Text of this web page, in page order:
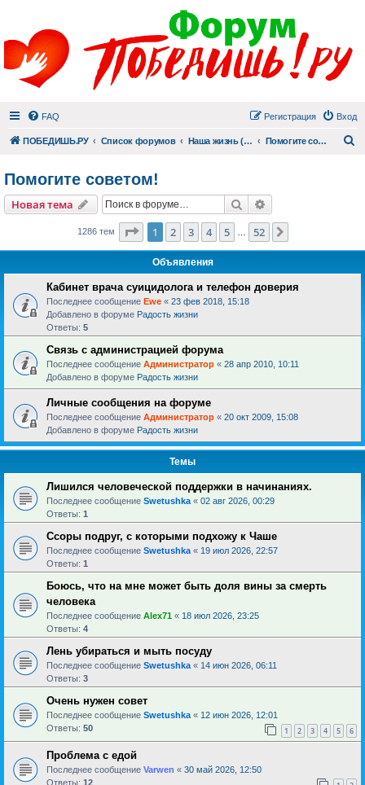
FAQ Вход
Регистрация
ПОБЕДИШЬ.РУ Список форумов Наша жизнь (не всё же о суициде!) Помогите советом!
Помогите советом!
Новая тема Поиск
1286 тем Страница из 52
1 2 3 4 5 52
Объявления
Кабинет врача суицидолога и телефон доверия
Последнее сообщение Ewe « 23 фев 2018, 15:18
Добавлено в форуме Радость жизни
Ответы: 5
Связь с администрацией форума
Последнее сообщение Администратор « 28 апр 2010, 10:11
Добавлено в форуме Радость жизни
Личные сообщения на форуме
Последнее сообщение Администратор « 20 окт 2009, 15:08
Добавлено в форуме Радость жизни
Темы
Лишился человеческой поддержки в начинаниях.
Последнее сообщение Swetushka « 02 авг 2026, 00:29
Ответы: 1
Ссоры подруг, с которыми подхожу к Чаше
Последнее сообщение Swetushka « 19 июл 2026, 22:57
Ответы: 1
Боюсь, что на мне может быть доля вины за смерть
человека
Последнее сообщение Alex71 « 18 июл 2026, 23:25
Ответы: 4
Лень убираться и мыть посуду
Последнее сообщение Swetushka « 14 июн 2026, 06:11
Ответы: 3
Очень нужен совет
Последнее сообщение Swetushka « 12 июн 2026, 12:01
Ответы: 50 1 2 3 4 5 6
Проблема с едой
Последнее сообщение Varwen « 30 май 2026, 12:50
Ответы: 12